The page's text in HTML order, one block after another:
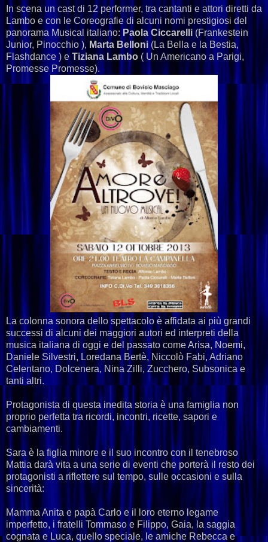
In scena un cast di 12 performer, tra cantanti e attori diretti da
Lambo e con le Coreografie di alcuni nomi prestigiosi del
panorama Musical italiano: Paola Ciccarelli (Frankestein
Junior, Pinocchio ), Marta Belloni (La Bella e la Bestia,
Flashdance ) e Tiziana Lambo ( Un Americano a Parigi,
Promesse Promesse).
La colonna sonora dello spettacolo è affidata ai più grandi
successi di alcuni dei maggiori autori ed interpreti della
musica italiana di oggi e del passato come Arisa, Noemi,
Daniele Silvestri, Loredana Bertè, Niccolò Fabi, Adriano
Celentano, Dolcenera, Nina Zilli, Zucchero, Subsonica e
tanti altri.
Protagonista di questa inedita storia è una famiglia non
proprio perfetta tra ricordi, incontri, ricette, sapori e
cambiamenti.
Sara è la figlia minore e il suo incontro con il tenebroso
Mattia darà vita a una serie di eventi che porterà il resto dei
protagonisti a riflettere sul tempo, sulle occasioni e sulla
sincerità:
Mamma Anita e papà Carlo e il loro eterno legame
imperfetto, i fratelli Tommaso e Filippo, Gaia, la saggia
cognata e Luca, quello speciale, le amiche Rebecca e